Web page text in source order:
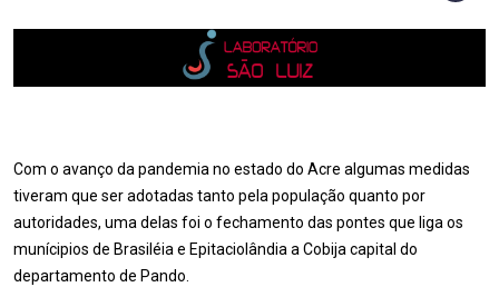
Com o avanço da pandemia no estado do Acre algumas medidas
tiveram que ser adotadas tanto pela população quanto por
autoridades, uma delas foi o fechamento das pontes que liga os
munícipios de Brasiléia e Epitaciolândia a Cobija capital do
departamento de Pando.